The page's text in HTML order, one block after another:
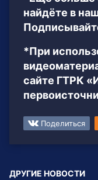
найдёте в
*При
сайте ГТРК
Поделиться
ДРУГИЕ НОВОСТИ